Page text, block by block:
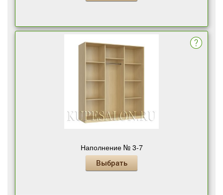
Наполнение № 3-7
Выбрать